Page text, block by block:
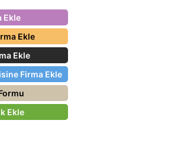
Ekle
Ekle
Ekle
Firma Ekle
Ekle